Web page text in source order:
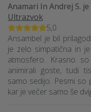
Anamari In Andrej S.
Ultrazvok
5,0
Ansambel je bil
je zelo simpatična in
atmosfero. Krasno
animirali goste, tudi
samo sedijo. Pesmi so
kar je večer samo še